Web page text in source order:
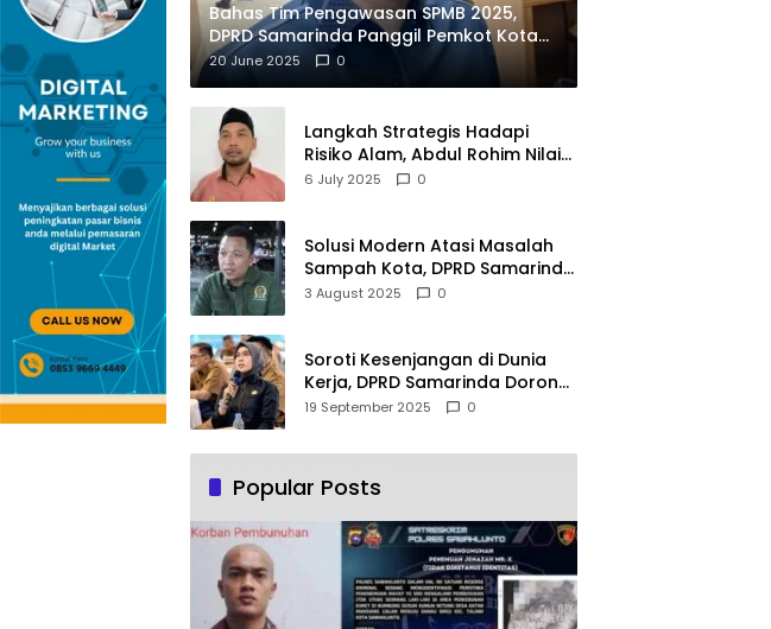
Bahas Tim Pengawasan SPMB 2025,
DPRD Samarinda Panggil Pemkot Kota
Tepian
20 June 2025 0
Langkah Strategis Hadapi
Risiko Alam, Abdul Rohim Nilai
Samarinda Siap Jadi Pusat
6 July 2025 0
Solusi Modern Atasi Masalah
Sampah Kota, DPRD Samarinda
Dukung Penuh Proyek PLTSA
3 August 2025 0
Soroti Kesenjangan di Dunia
Kerja, DPRD Samarinda Dorong
Pemkot Gencarkan
19 September 2025 0
Popular Posts